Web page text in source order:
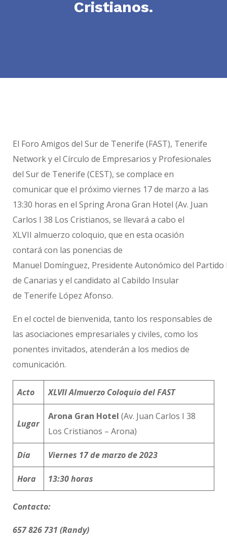
Cristianos.
El Foro Amigos del Sur de Tenerife (FAST), Tenerife
Networky el Círculo de Empresarios y Profesionales
del Sur de Tenerife (CEST), se complace en
comunicar que el próximo viernes 17 de marzo a las
13:30 horas en el Spring Arona Gran Hotel (Av. Juan
Carlos I 38 Los Cristianos, se llevará a cabo el
XLVII almuerzo coloquio, que en esta ocasión
contará con las ponencias de
Manuel Domínguez, Presidente Autonómico del Partido
de Canarias y el candidato al Cabildo Insular
de Tenerife López Afonso.
En el coctel de bienvenida, tanto los responsables de
las asociaciones empresariales y civiles, como los
ponentes invitados, atenderán a los medios de
comunicación.
Acto XLVIIAlmuerzo Coloquio del FAST
Lugar
Arona Gran Hotel (Av. Juan Carlos I 38
Los Cristianos – Arona)
Día Viernes 17demarzode 2023
Hora 13:30horas
Contacto:
657826 731 (Randy)